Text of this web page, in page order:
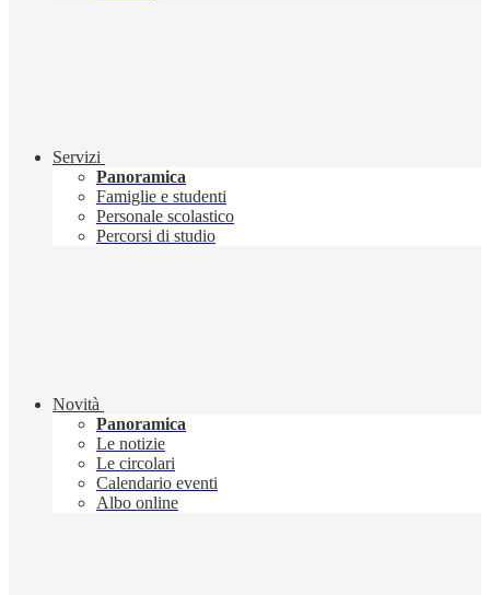
Servizi
Panoramica
Famiglie e studenti
Personale scolastico
Percorsi di studio
Novità
Panoramica
Le notizie
Le circolari
Calendario eventi
Albo online